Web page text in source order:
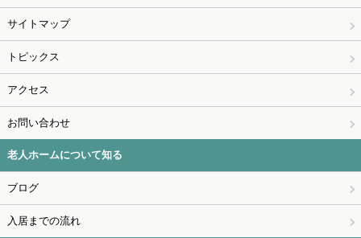
サイトマップ
トピックス
アクセス
お問い合わせ
老人ホームについて知る
ブログ
入居までの流れ